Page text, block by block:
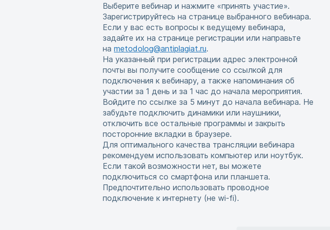
Выберите вебинар и нажмите «принять участие».
Зарегистрируйтесь на странице выбранного вебинара.
Если у вас есть вопросы к ведущему вебинара,
задайте их на странице регистрации или направьте
на metodolog@antiplagiat.ru.
На указанный при регистрации адрес электронной
почты вы получите сообщение со ссылкой для
подключения к вебинару, а также напоминания об
участии за 1 день и за 1 час до начала мероприятия.
Войдите по ссылке за 5 минут до начала вебинара. Не
забудьте подключить динамики или наушники,
отключить все остальные программы и закрыть
посторонние вкладки в браузере.
Для оптимального качества трансляции вебинара
рекомендуем использовать компьютер или ноутбук.
Если такой возможности нет, вы можете
подключиться со смартфона или планшета.
Предпочтительно использовать проводное
подключение к интернету (не wi-fi).